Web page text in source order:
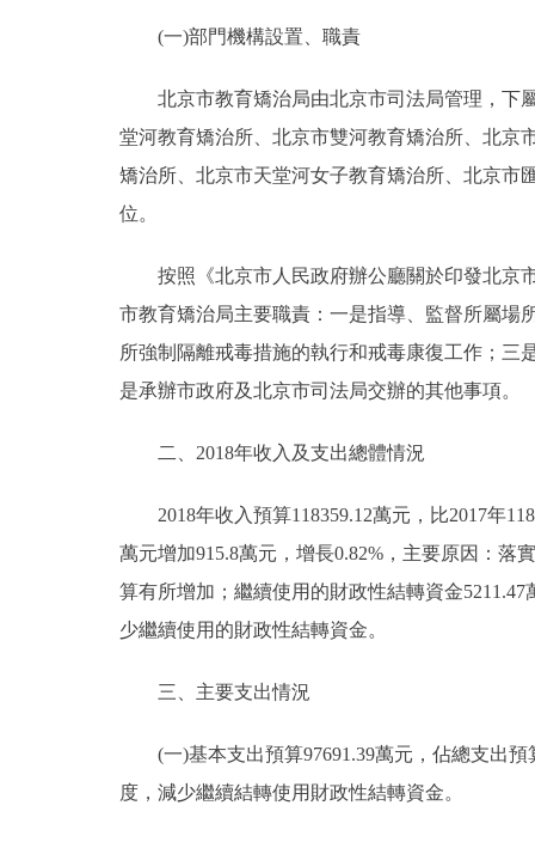
政務服務
便民服務
仲介服務
參與調查
走進北京
多語種
(一)部門機構設置、職責
北京市教育矯治局由北京市司法局管理，下屬
堂河教育矯治所、北京市雙河教育矯治所、北京
矯治所、北京市天堂河女子教育矯治所、北京市
位。
按照《北京市人民政府辦公廳關於印發北京市
市教育矯治局主要職責：一是指導、監督所屬場
所強制隔離戒毒措施的執行和戒毒康復工作；
是承辦市政府及北京市司法局交辦的其他事項。
二、2018年收入及支出總體情況
2018年收入預算118359.12萬元，比2017年
萬元增加915.8萬元，增長0.82%，主要原因：
算有所增加；繼續使用的財政性結轉資金
少繼續使用的財政性結轉資金。
三、主要支出情況
(一)基本支出預算97691.39萬元，佔總支出預
度，減少繼續結轉使用財政性結轉資金。